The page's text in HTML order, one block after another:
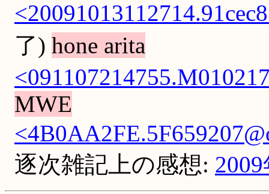
了) hone arita
MWE
逐次雑記上の感想: